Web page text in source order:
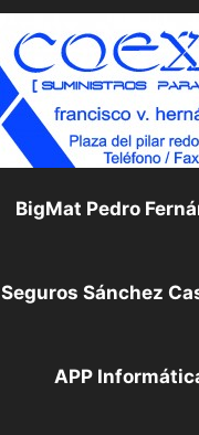
BigMat Pedro
Seguros Sánchez
APP